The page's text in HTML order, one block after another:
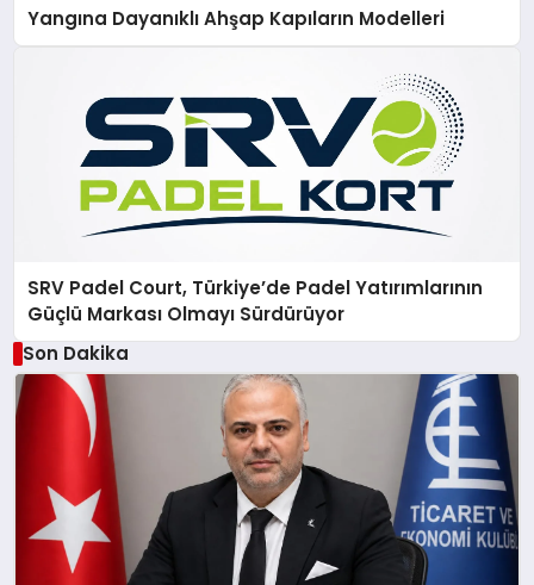
Yangına Dayanıklı Ahşap Kapıların Modelleri
SRV Padel Court, Türkiye’de Padel Yatırımlarının
Güçlü Markası Olmayı Sürdürüyor
Son Dakika